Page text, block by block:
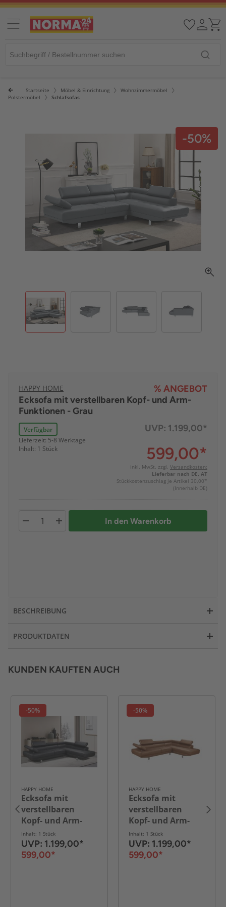
Startseite Möbel & Einrichtung
Wohnzimmermöbel
Polstermöbel
Schlafsofas
-50%
HAPPY HOME
% ANGEBOT
Ecksofa mit verstellbaren Kopf- und Arm-
Funktionen - Grau
Verfügbar
Lieferzeit: 5-8 Werktage
Inhalt: 1 Stück
UVP: 1.199,00*
599,00*
inkl. MwSt. zzgl. Versandkosten:
Lieferbar nach DE, AT
Stückkostenzuschlag je Artikel 30,00*
(Innerhalb DE)
In den Warenkorb
BESCHREIBUNG
PRODUKTDATEN
KUNDEN KAUFTEN AUCH
-50%
HAPPY HOME
Ecksofa mit
verstellbaren
Kopf- und Arm-
Funktionen in
Lederoptik -
Schwarz
Inhalt: 1 Stück
UVP: 1.199,00*
599,00*
-50%
HAPPY HOME
Ecksofa mit
verstellbaren
Kopf- und Arm-
Funktionen in
Lederoptik - Braun
Inhalt: 1 Stück
UVP: 1.199,00*
599,00*